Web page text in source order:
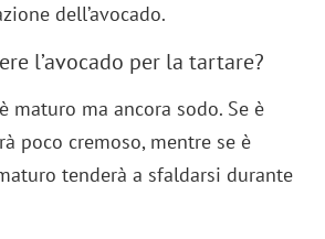
dell’avocado.
l’avocado per la tartare?
maturo ma ancora sodo. Se è
poco cremoso, mentre se è
tenderà a sfaldarsi durante